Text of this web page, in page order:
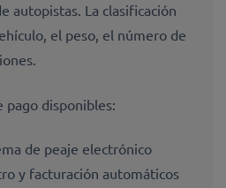
autopistas. La clasificación
el peso, el número de
.
pago disponibles:
de peaje electrónico
y facturación automáticos